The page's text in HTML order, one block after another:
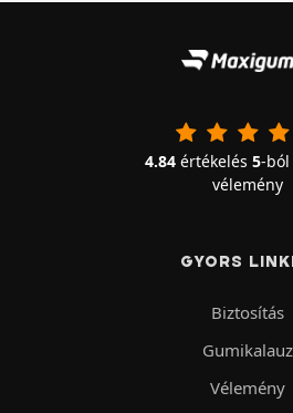
4.84értékelés 5-
vélemény
GYORS
Biztosítás
Gumikalauz
Vélemény